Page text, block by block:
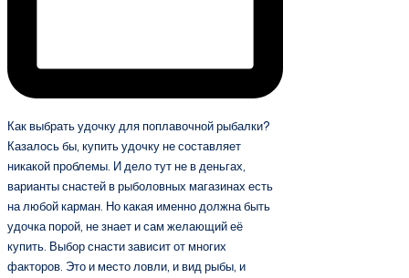
Как выбрать удочку для поплавочной рыбалки?
Казалось бы, купить удочку не составляет
никакой проблемы. И дело тут не в деньгах,
варианты снастей в рыболовных магазинах есть
на любой карман. Но какая именно должна быть
удочка порой, не знает и сам желающий её
купить. Выбор снасти зависит от многих
факторов. Это и место ловли, и вид рыбы, и